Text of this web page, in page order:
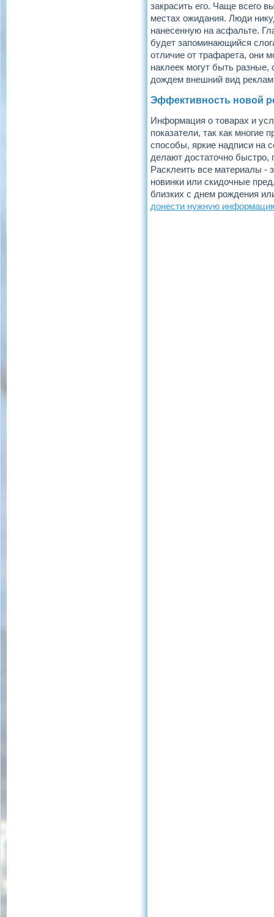
закрасить его. Чаще всего
местах ожидания. Люди
нанесенную на асфальте.
будет запоминающийся
отличие от трафарета, они
наклеек могут быть
дождем внешний вид
Эффективность новой
Информация о товарах и
показатели, так как
способы, яркие надписи на
делают достаточно быстро,
Расклеить все материалы -
новинки или скидочные
близких с днем рождения
донести нужную